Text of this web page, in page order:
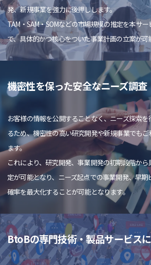
発、新規事業を強力に後押しします。
TAM・SAM・SOMなどの市場規模の推定を本サ
で、具体的かつ核心をついた事業計画の立案が可
機密性を保った安全なニーズ調査
お客様の情報を公開することなく、ニーズ探索
るため、機密性の高い研究開発や新規事業でも
ます。
これにより、研究開発、事業開発の初期段階か
定が可能となり、ニーズ起点での事業開発、早
確率を最大化することが可能となります。
BtoBの専門技術・製品サービス